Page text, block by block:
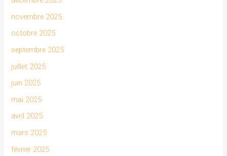
novembre 2025
octobre 2025
septembre 2025
juillet 2025
juin 2025
mai 2025
avril 2025
mars 2025
février 2025